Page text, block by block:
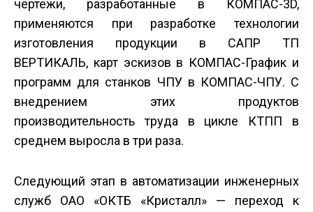
чертежи, разработанные в КОМПАС-3D,
применяются при разработке технологии
изготовления продукции в САПР ТП
ВЕРТИКАЛЬ, карт эскизов в КОМПАС-График и
программ для станков ЧПУ в КОМПАС-ЧПУ. С
внедрением этих продуктов
производительность труда в цикле КТПП в
среднем выросла в три раза.
Следующий этап в автоматизации инженерных
служб ОАО «ОКТБ «Кристалл» — переход к